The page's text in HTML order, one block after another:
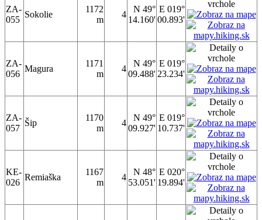
ZA-
055
Sokolie
1172
m
4
N 49°
14.160'
E 019°
00.893'
ZA-
056
Magura
1171
m
4
N 49°
09.488'
E 019°
23.234'
ZA-
057
Šip
1170
m
4
N 49°
09.927'
E 019°
10.737'
KE-
026
Remiaška
1167
m
4
N 48°
53.051'
E 020°
19.894'